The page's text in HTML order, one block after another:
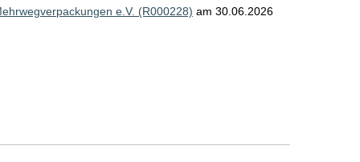
e.V. (R000228) am 30.06.2026